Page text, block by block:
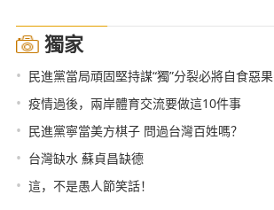
獨家
• 民進黨當局頑固堅持謀“獨”分裂必將自食惡果
• 疫情過後，兩岸體育交流要做這10件事
• 民進黨寧當美方棋子 問過台灣百姓嗎？
• 台灣缺水 蘇貞昌缺德
• 這，不是愚人節笑話！